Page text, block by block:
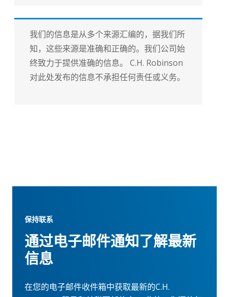
我们的信息是从多个来源汇编的，据我们所
知，这些来源是准确和正确的。我们公司始
终致力于提供准确的信息。 C.H. Robinson
对此处发布的信息不承担任何责任或义务。
保持联系
通过电子邮件通知了解最新
信息
在您的电子邮件收件箱中获取最新的C.H.